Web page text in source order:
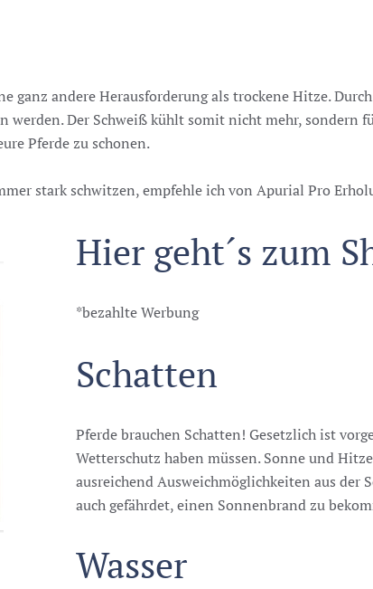
ganz andere Herausforderung als trockene Hitze.
werden. Der Schweiß kühlt somit nicht mehr, sondern
Pferde zu schonen.
stark schwitzen, empfehle ich von Apurial Pro
Hier geht´s zum
*bezahlte Werbung
Schatten
Pferde brauchen Schatten! Gesetzlich ist
Wetterschutz haben müssen. Sonne und
ausreichend Ausweichmöglichkeiten aus der
auch gefährdet, einen Sonnenbrand zu
Wasser